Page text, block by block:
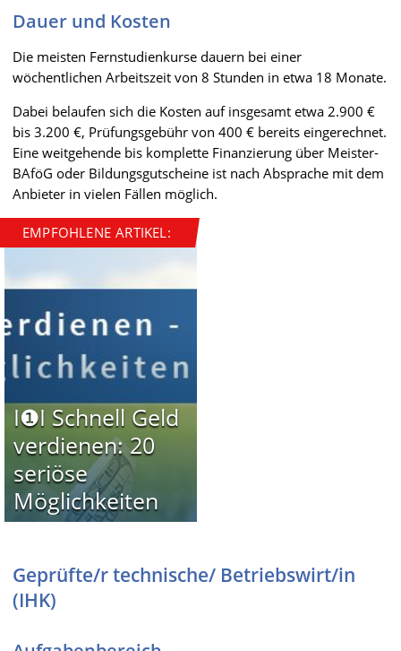
Dauer und Kosten
Die meisten Fernstudienkurse dauern bei einer
wöchentlichen Arbeitszeit von 8 Stunden in etwa 18 Monate.
Dabei belaufen sich die Kosten auf insgesamt etwa 2.900 €
bis 3.200 €, Prüfungsgebühr von 400 € bereits eingerechnet.
Eine weitgehende bis komplette Finanzierung über Meister-
BAföG oder Bildungsgutscheine ist nach Absprache mit dem
Anbieter in vielen Fällen möglich.
EMPFOHLENE ARTIKEL:
I❶I Schnell Geld
verdienen: 20
seriöse
Möglichkeiten
Geprüfte/r technische/ Betriebswirt/in
(IHK)